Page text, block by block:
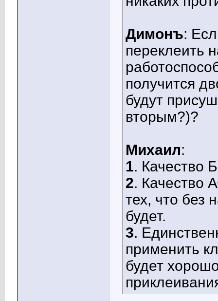
Димонъ:
переклеить
получится
будут
вторым?)?
Михаил:
1. Качество
2. Качество
тех, что без
будет.
3.
применить
будет